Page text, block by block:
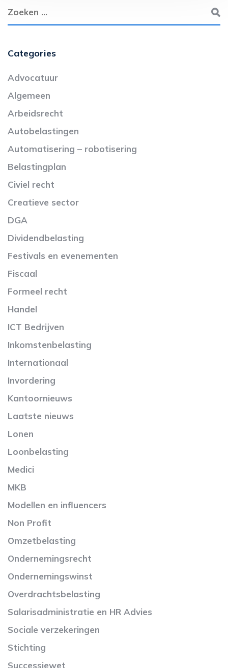
Categories
Advocatuur
Algemeen
Arbeidsrecht
Autobelastingen
Automatisering – robotisering
Belastingplan
Civiel recht
Creatieve sector
DGA
Dividendbelasting
Festivals en evenementen
Fiscaal
Formeel recht
Handel
ICT Bedrijven
Inkomstenbelasting
Internationaal
Invordering
Kantoornieuws
Laatste nieuws
Lonen
Loonbelasting
Medici
MKB
Modellen en influencers
Non Profit
Omzetbelasting
Ondernemingsrecht
Ondernemingswinst
Overdrachtsbelasting
Salarisadministratie en HR Advies
Sociale verzekeringen
Stichting
Successiewet